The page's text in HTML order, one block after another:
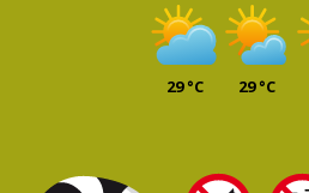
29 °C 29 °C